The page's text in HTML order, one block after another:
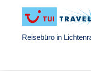
Reisebüro in